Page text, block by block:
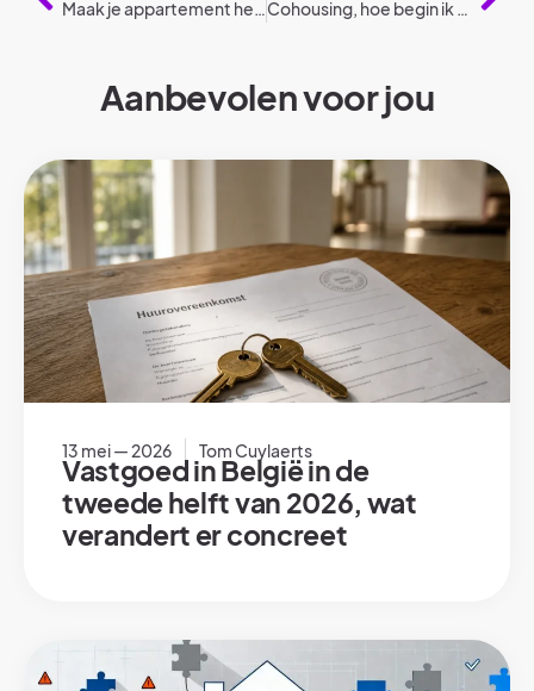
Maak je appartement herfst proof: 6 tips Cohousing, hoe begin ik eraan?
Aanbevolen voor jou
13 mei — 2026 Tom Cuylaerts
Vastgoed in België in de
tweede helft van 2026, wat
verandert er concreet